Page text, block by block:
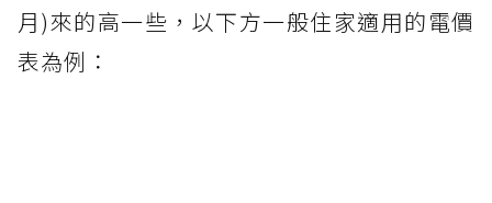
月)來的高一些，以下方一般住家適用的電價
表為例：